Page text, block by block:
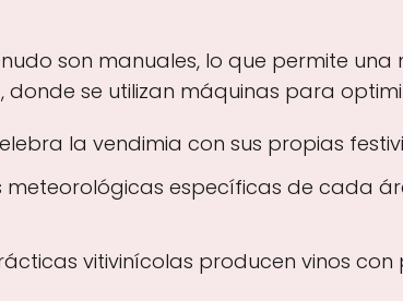
son manuales, lo que permite una
se utilizan máquinas para
la vendimia con sus propias
meteorológicas específicas de cada
vitivinícolas producen vinos con